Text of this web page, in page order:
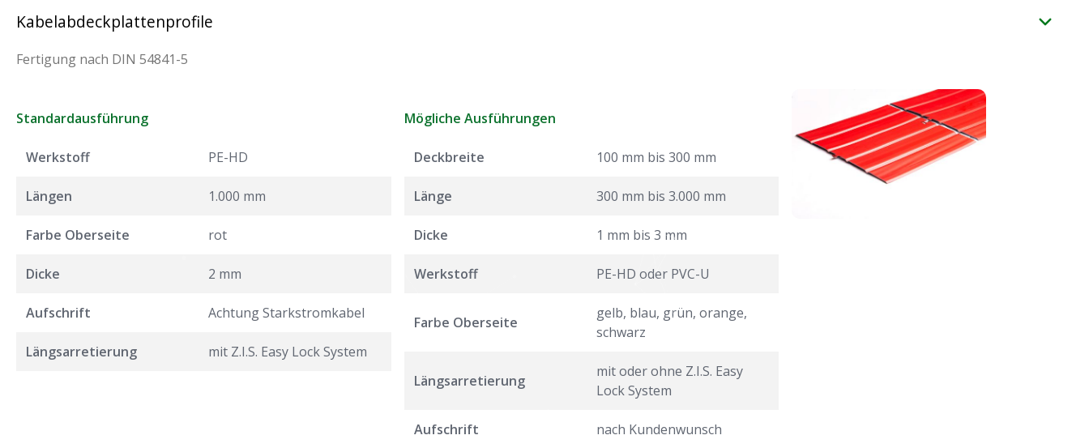
Kabelabdeckplattenprofile
Fertigung nach DIN 54841-5
Standardausführung
Werkstoff PE-HD
Längen 1.000 mm
Farbe Oberseite rot
Dicke 2 mm
Aufschrift Achtung Starkstromkabel
Längsarretierung mit Z.I.S. Easy Lock System
Mögliche Ausführungen
Deckbreite 100 mm bis 300 mm
Länge 300 mm bis 3.000 mm
Dicke 1 mm bis 3 mm
Werkstoff PE-HD oder PVC-U
Farbe Oberseite
gelb, blau, grün, orange,
schwarz
Längsarretierung
mit oder ohne Z.I.S. Easy
Lock System
Aufschrift nach Kundenwunsch